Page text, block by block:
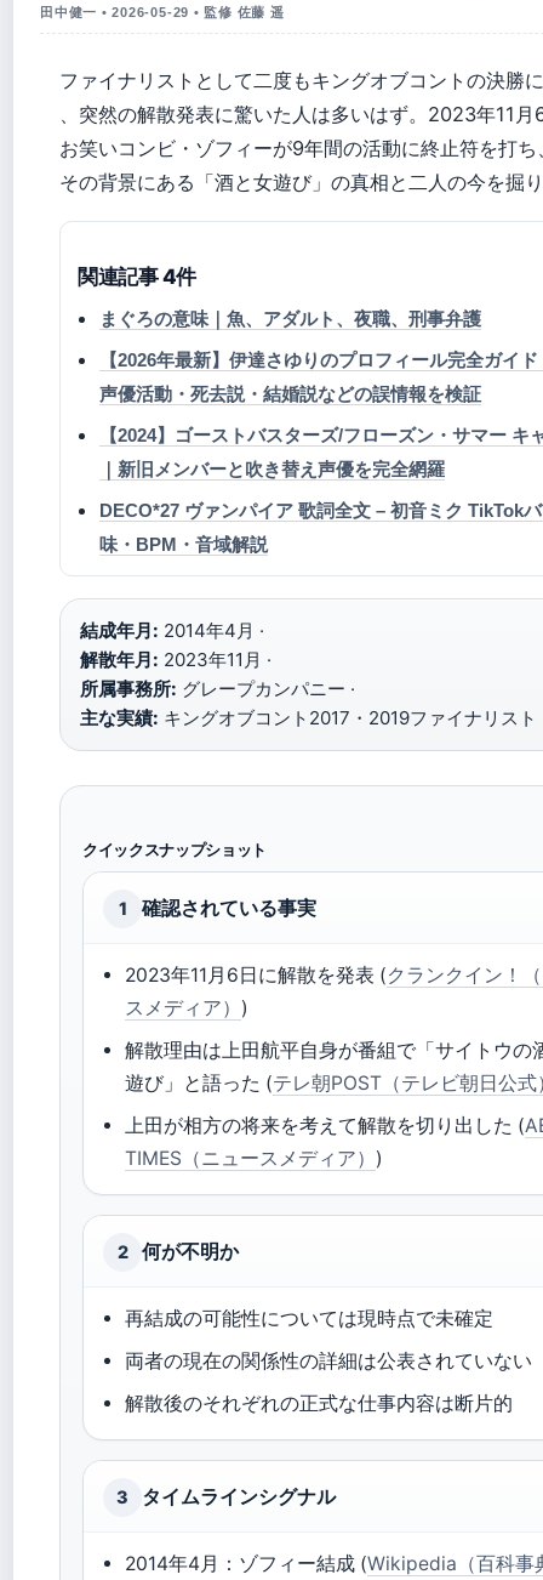
田中健一 • 2026-05-29 • 監修 佐藤 遥
ファイナリストとして二度もキングオブコントの決勝
、突然の解散発表に驚いた人は多いはず。2023年11月
お笑いコンビ・ゾフィーが9年間の活動に終止符を打ち
その背景にある「酒と女遊び」の真相と二人の今を掘
関連記事 4件
まぐろの意味｜魚、アダルト、夜職、刑事弁護
【2026年最新】伊達さゆりのプロフィール完全ガイ
声優活動・死去説・結婚説などの誤情報を検証
【2024】ゴーストバスターズ/フローズン・サマー キ
｜新旧メンバーと吹き替え声優を完全網羅
DECO*27 ヴァンパイア 歌詞全文 – 初音ミク TikTok
味・BPM・音域解説
結成年月: 2014年4月 ·
解散年月: 2023年11月 ·
所属事務所: グレープカンパニー ·
主な実績: キングオブコント2017・2019ファイナリスト
クイックスナップショット
1 確認されている事実
2023年11月6日に解散を発表 (クランクイン！
スメディア） )
解散理由は上田航平自身が番組で「サイトウの
遊び」と語った (テレ朝POST（テレビ朝日公式
上田が相方の将来を考えて解散を切り出した (
TIMES（ニュースメディア） )
2 何が不明か
再結成の可能性については現時点で未確定
両者の現在の関係性の詳細は公表されていない
解散後のそれぞれの正式な仕事内容は断片的
3 タイムラインシグナル
2014年4月：ゾフィー結成 (Wikipedia（百科事